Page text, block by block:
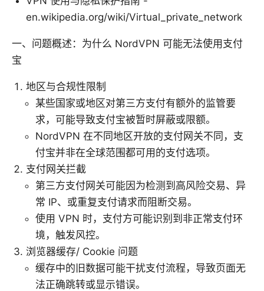
en.wikipedia.org/wiki/Virtual_private_network
一、问题概述：为什么 NordVPN 可能无法使用支付
宝
地区与合规性限制
某些国家或地区对第三方支付有额外的监管要
求，可能导致支付宝被暂时屏蔽或限额。
NordVPN 在不同地区开放的支付网关不同，支
付宝并非在全球范围都可用的支付选项。
支付网关拦截
第三方支付网关可能因为检测到高风险交易、异
常 IP、或重复支付请求而阻断交易。
使用 VPN 时，支付方可能识别到非正常支付环
境，触发风控。
浏览器缓存/ Cookie 问题
缓存中的旧数据可能干扰支付流程，导致页面无
法正确跳转或显示错误。